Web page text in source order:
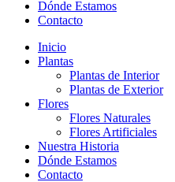
Dónde Estamos
Contacto
Inicio
Plantas
Plantas de Interior
Plantas de Exterior
Flores
Flores Naturales
Flores Artificiales
Nuestra Historia
Dónde Estamos
Contacto